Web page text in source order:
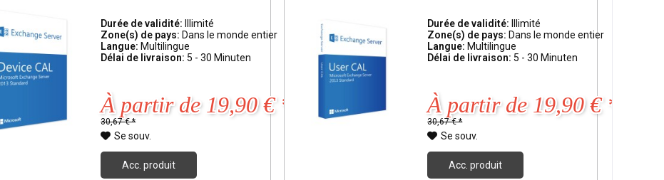
Durée de validité:
Illimité
Zone(s) de pays: Dans le monde entier
Langue: Multilingue
Délai de livraison: 5 - 30 Minuten
À partir de 19,90 € *
30,67 € *
Se souv.
Acc. produit
Durée de validité:
Illimité
Zone(s) de pays: Dans le monde entier
Langue: Multilingue
Délai de livraison: 5 - 30 Minuten
À partir de 19,90 € *
30,67 € *
Se souv.
Acc. produit